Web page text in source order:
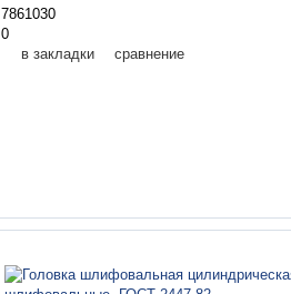
7861030
0
в закладки сравнение